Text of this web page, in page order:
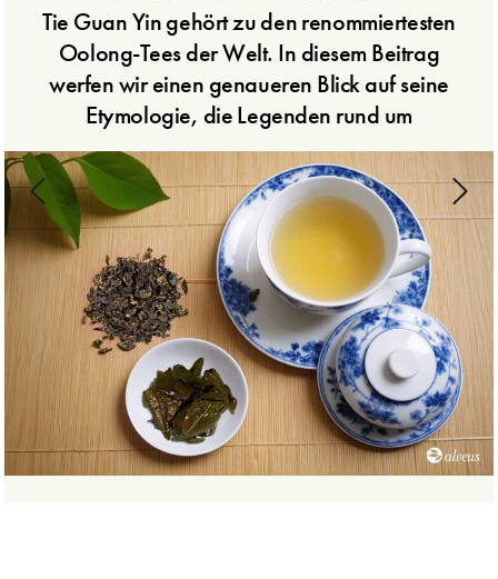
Tie Guan Yin gehört zu den renommiertesten
Oolong-Tees der Welt. In diesem Beitrag
werfen wir einen genaueren Blick auf seine
Etymologie, die Legenden rund um